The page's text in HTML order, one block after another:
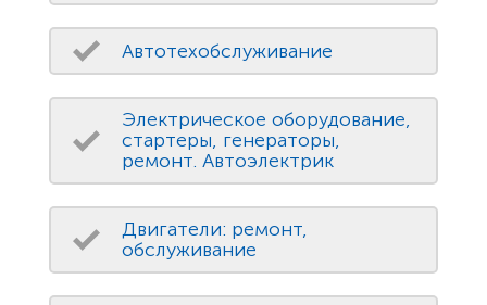
Автотехобслуживание
Электрическое оборудование,
стартеры, генераторы,
ремонт. Автоэлектрик
Двигатели: ремонт,
обслуживание